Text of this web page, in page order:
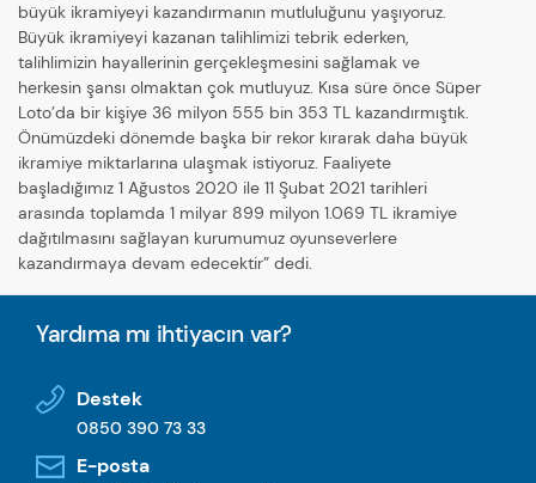
büyük ikramiyeyi kazandırmanın mutluluğunu yaşıyoruz.
Büyük ikramiyeyi kazanan talihlimizi tebrik ederken,
talihlimizin hayallerinin gerçekleşmesini sağlamak ve
herkesin şansı olmaktan çok mutluyuz. Kısa süre önce Süper
Loto’da bir kişiye 36 milyon 555 bin 353 TL kazandırmıştık.
Önümüzdeki dönemde başka bir rekor kırarak daha büyük
ikramiye miktarlarına ulaşmak istiyoruz. Faaliyete
başladığımız 1 Ağustos 2020 ile 11 Şubat 2021 tarihleri
arasında toplamda 1 milyar 899 milyon 1.069 TL ikramiye
dağıtılmasını sağlayan kurumumuz oyunseverlere
kazandırmaya devam edecektir” dedi.
Yardıma mı ihtiyacın var?
Destek
0850 390 73 33
E-posta